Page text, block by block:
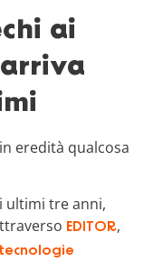
ai
eredità qualcosa
ultimi tre anni,
EDITOR,